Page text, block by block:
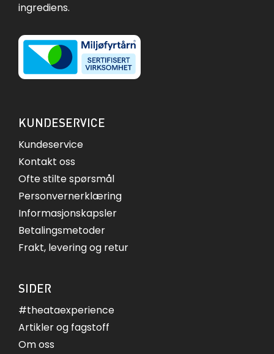
ingrediens.
KUNDESERVICE
Kundeservice
Kontakt oss
Ofte stilte spørsmål
Personvernerklæring
Informasjonskapsler
Betalingsmetoder
Frakt, levering og retur
SIDER
#theataexperience
Artikler og fagstoff
Om oss